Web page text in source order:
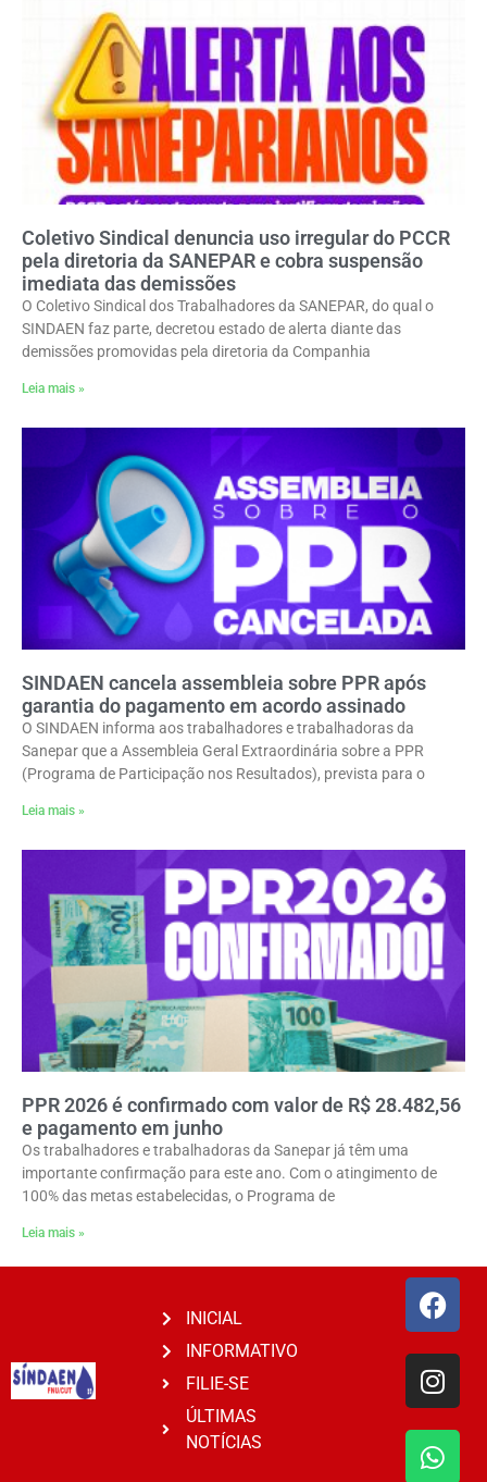
Coletivo Sindical denuncia uso irregular do PCCR
pela diretoria da SANEPAR e cobra suspensão
imediata das demissões
O Coletivo Sindical dos Trabalhadores da SANEPAR, do qual o
SINDAEN faz parte, decretou estado de alerta diante das
demissões promovidas pela diretoria da Companhia
Leia mais »
SINDAEN cancela assembleia sobre PPR após
garantia do pagamento em acordo assinado
O SINDAEN informa aos trabalhadores e trabalhadoras da
Sanepar que a Assembleia Geral Extraordinária sobre a PPR
(Programa de Participação nos Resultados), prevista para o
Leia mais »
PPR 2026 é confirmado com valor de R$ 28.482,56
e pagamento em junho
Os trabalhadores e trabalhadoras da Sanepar já têm uma
importante confirmação para este ano. Com o atingimento de
100% das metas estabelecidas, o Programa de
Leia mais »
INICIAL
INFORMATIVO
FILIE-SE
ÚLTIMAS
NOTÍCIAS